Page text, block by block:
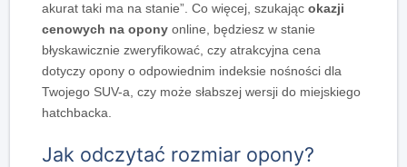
akurat taki ma na stanie”. Co więcej, szukając okazji
cenowych na opony online, będziesz w stanie
błyskawicznie zweryfikować, czy atrakcyjna cena
dotyczy opony o odpowiednim indeksie nośności dla
Twojego SUV-a, czy może słabszej wersji do miejskiego
hatchbacka.
Jak odczytać rozmiar opony?